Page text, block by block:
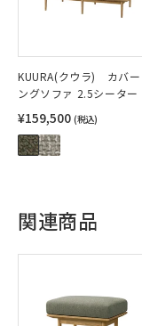
KUURA(クウラ) カバー
ングソファ 2.5シーター
¥159,500 (税込)
関連商品